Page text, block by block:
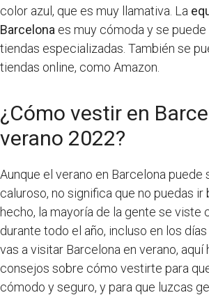
color azul, que es muy llamativa. La
Barcelona es muy cómoda y se
tiendas especializadas. También se
tiendas online, como Amazon.
¿Cómo vestir en
verano 2022?
Aunque el verano en Barcelona puede
caluroso, no significa que no puedas ir
hecho, la mayoría de la gente se viste
durante todo el año, incluso en los
vas a visitar Barcelona en verano, aquí
consejos sobre cómo vestirte para
cómodo y seguro, y para que luzcas